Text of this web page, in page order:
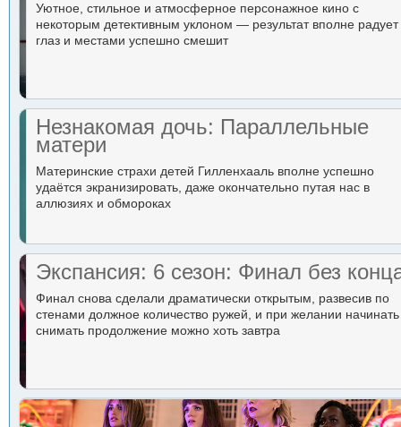
Уютное, стильное и атмосферное персонажное кино с
некоторым детективным уклоном — результат вполне радует
глаз и местами успешно смешит
Незнакомая дочь: Параллельные
матери
Материнские страхи детей Гилленхааль вполне успешно
удаётся экранизировать, даже окончательно путая нас в
аллюзиях и обмороках
Экспансия: 6 сезон: Финал без
Финал снова сделали драматически открытым, развесив по
стенами должное количество ружей, и при желании начинать
снимать продолжение можно хоть завтра